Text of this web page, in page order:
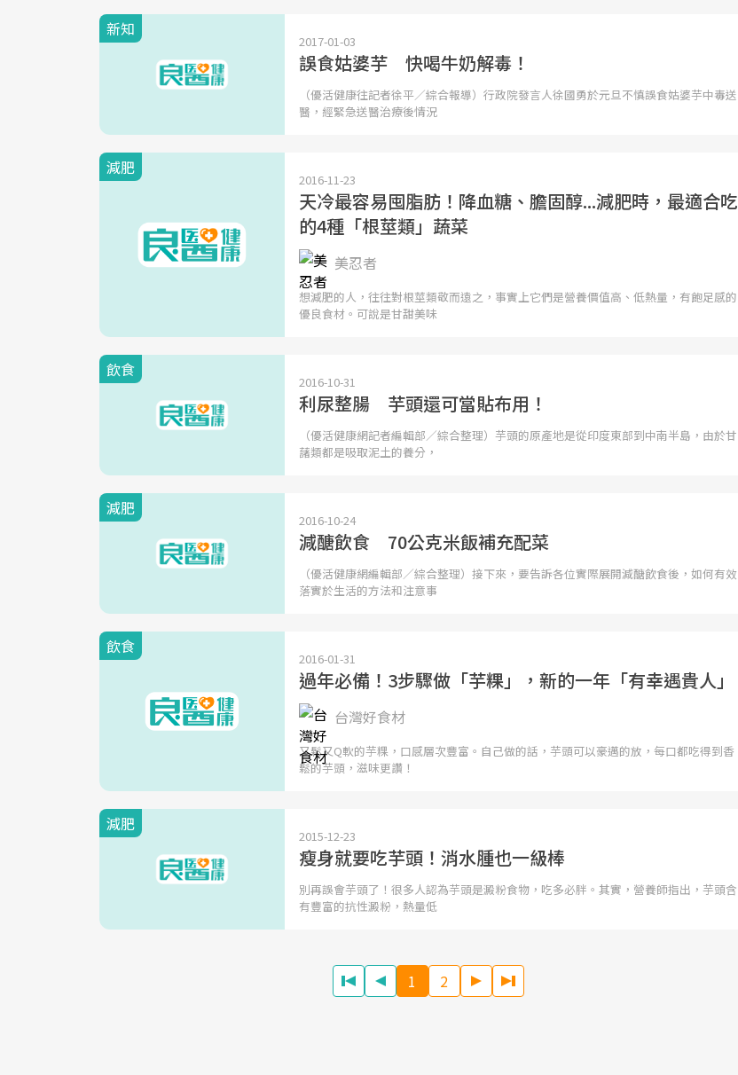
新知
2017-01-03
誤食姑婆芋 快喝牛奶解毒！
（優活健康往記者徐平／綜合報導）行政院發言人徐國勇於元旦不慎誤食姑婆芋中毒送
醫，經緊急送醫治療後情況
減肥
2016-11-23
天冷最容易囤脂肪！降血糖、膽固醇...減肥時，最適合吃
的4種「根莖類」蔬菜
美忍者
想減肥的人，往往對根莖類敬而遠之，事實上它們是營養價值高、低熱量，有飽足感的
優良食材。可說是甘甜美味
飲食
2016-10-31
利尿整腸 芋頭還可當貼布用！
（優活健康網記者編輯部／綜合整理）芋頭的原產地是從印度東部到中南半島，由於甘
藷類都是吸取泥土的養分，
減肥
2016-10-24
減醣飲食 70公克米飯補充配菜
（優活健康網編輯部／綜合整理）接下來，要告訴各位實際展開減醣飲食後，如何有效
落實於生活的方法和注意事
飲食
2016-01-31
過年必備！3步驟做「芋粿」，新的一年「有幸遇貴人」
台灣好食材
又鬆又Q軟的芋粿，口感層次豐富。自己做的話，芋頭可以豪邁的放，每口都吃得到香
鬆的芋頭，滋味更讚！
減肥
2015-12-23
瘦身就要吃芋頭！消水腫也一級棒
別再誤會芋頭了！很多人認為芋頭是澱粉食物，吃多必胖。其實，營養師指出，芋頭含
有豐富的抗性澱粉，熱量低
1 2